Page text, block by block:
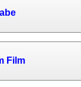
Film